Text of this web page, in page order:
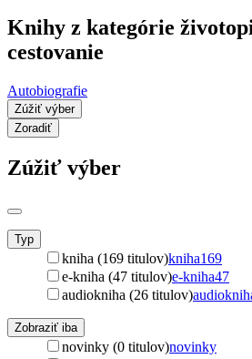
Knihy z kategórie
cestovanie
Autobiografie
Zúžiť výber
Zoradiť
Zúžiť výber
Typ
kniha (169 titulov)kniha169
e-kniha (47 titulov)e-kniha47
audiokniha (26 titulov)
Zobraziť iba
novinky (0 titulov)novinky